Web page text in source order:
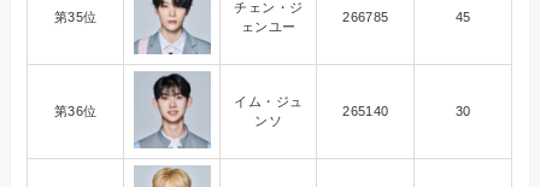
第35位
チェン・ジ
ェンユー
266785 45
第36位
イム・ジュ
ンソ
265140 30